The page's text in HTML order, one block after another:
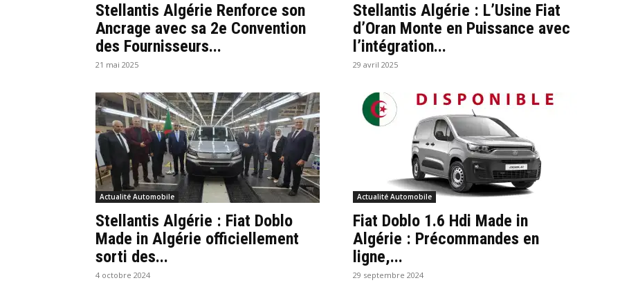
Stellantis Algérie Renforce son
Ancrage avec sa 2e Convention
des Fournisseurs...
21 mai 2025
Stellantis Algérie : L’Usine Fiat
d’Oran Monte en Puissance avec
l’intégration...
29 avril 2025
Actualité Automobile
Stellantis Algérie : Fiat Doblo
Made in Algérie officiellement
sorti des...
4 octobre 2024
Actualité Automobile
Fiat Doblo 1.6 Hdi Made in
Algérie : Précommandes en
ligne,...
29 septembre 2024